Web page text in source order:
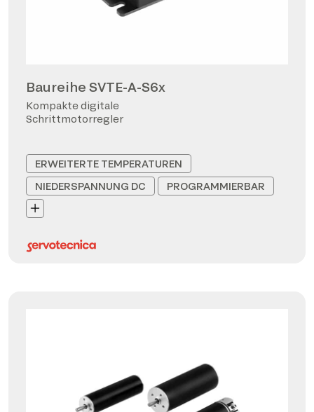
Baureihe SVTE-A-S6x
Kompakte digitale
Schrittmotorregler
ERWEITERTE TEMPERATUREN
NIEDERSPANNUNG DC
PROGRAMMIERBAR